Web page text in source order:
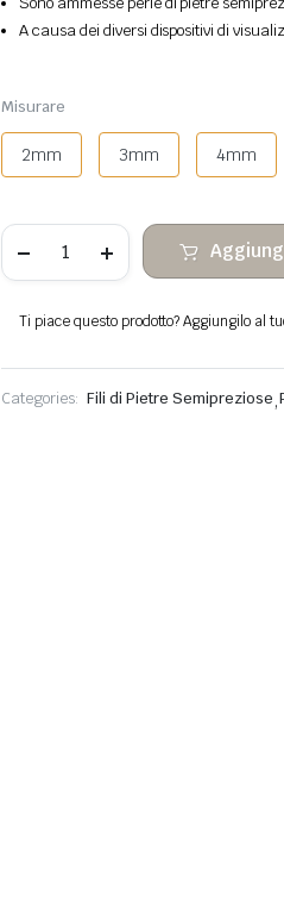
A causa dei diversi dispositivi di
Misurare
2mm 3mm 4mm
di
diaspro
quantità
Ti piace questo prodotto? Aggiungilo al
Categories: Fili di Pietre Semipreziose,